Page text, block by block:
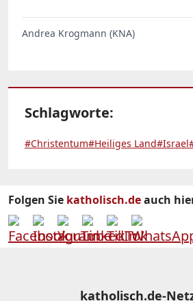
Andrea Krogmann (KNA)
Schlagworte:
#Christentum#Heiliges Land#Israel
Folgen Sie katholisch.deauch
katholisch.de-